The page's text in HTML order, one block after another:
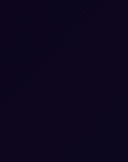
planujemy migrację,
i pokazujemy, jak zamienić
z naszym zespołem i
na nowoczesną